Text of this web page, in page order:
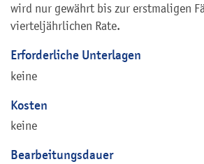
wird nur gewährt bis zur erstmaligen
vierteljährlichen Rate.
Erforderliche Unterlagen
keine
Kosten
keine
Bearbeitungsdauer